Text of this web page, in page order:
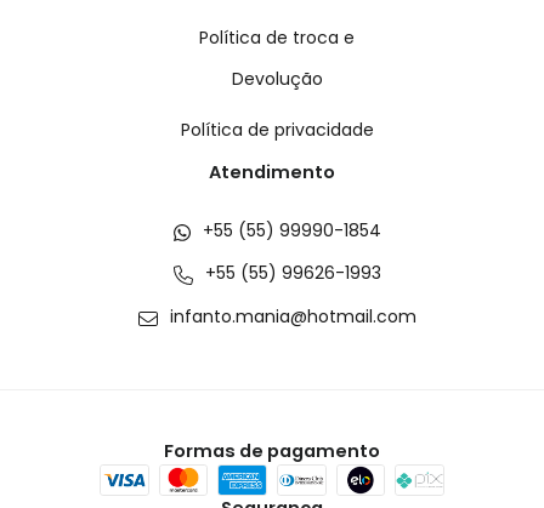
Política de troca e
Devolução
Política de privacidade
Atendimento
+55 (55) 99990-1854
+55 (55) 99626-1993
infanto.mania@hotmail.com
Formas de pagamento